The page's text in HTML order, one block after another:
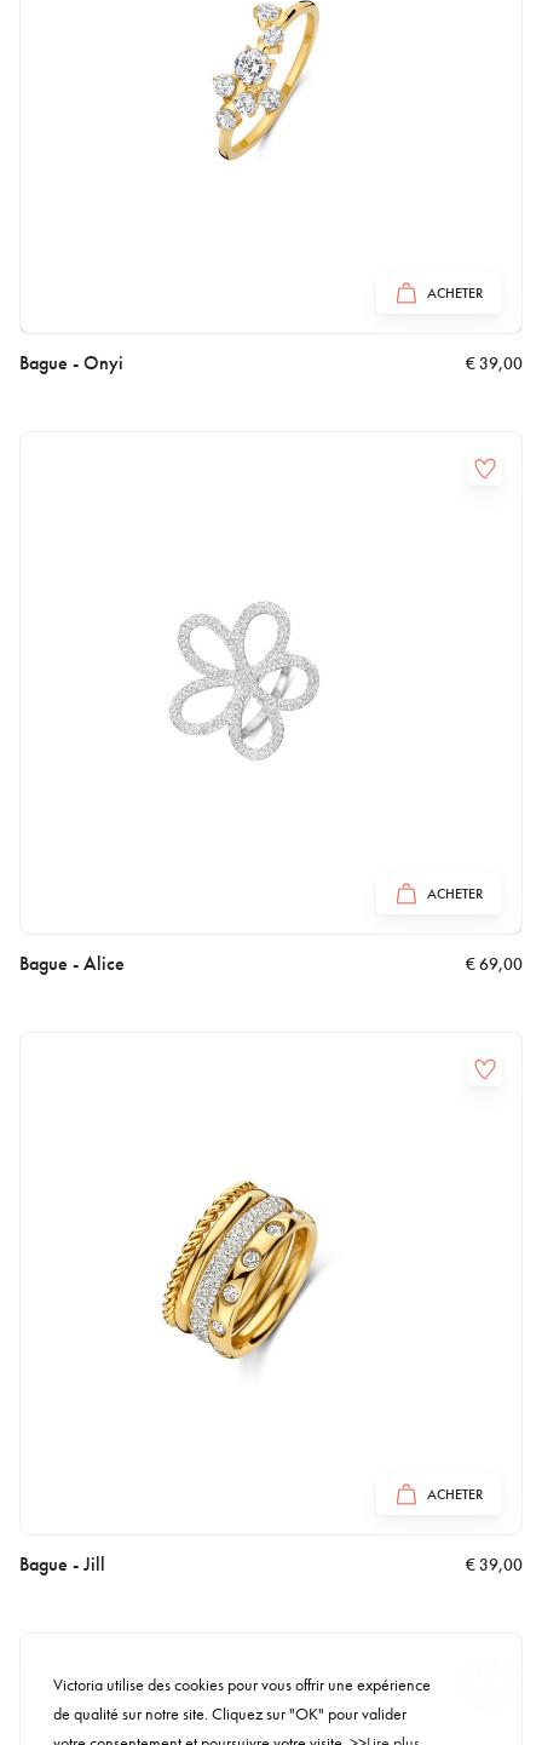
ACHETER
Bague - Onyi €39,00
ACHETER
Bague - Alice €69,00
ACHETER
Bague - Jill €39,00
Victoria utilise des cookies pour vous offrir une expérience
de qualité sur notre site. Cliquez sur "OK" pour valider